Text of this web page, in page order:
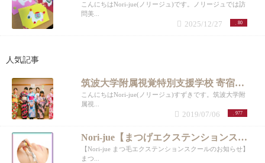
こんにちはNori-jue(ノリージュ)です。ノリージュでは訪
問美...
80
2025/12/27
人気記事
筑波大学附属視覚特別支援学校 寄宿舎 「浴衣の着付け」② 帯結び編
こんにちはNori-jue(ノリージュ)すずきです。筑波大学附
属視...
977
2019/07/06
Nori-jue【まつげエクステンションスクール】
【Nori-jue まつ毛エクステンションスクールのお知らせ】
まつ...